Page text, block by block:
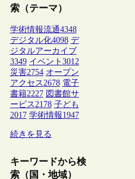
索（テーマ）
学術情報流通4348
デジタル化4098 デ
ジタルアーカイブ
3349 イベント 3012
災害2754 オープン
アクセス2678 電子
書籍2227 図書館サ
ービス2178 子ども
2017 学術情報1947
続きを見る
キーワードから検
索（国・地域）